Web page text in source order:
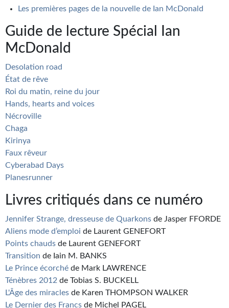
Les premières pages de la nouvelle de Ian McDonald
Guide de lecture Spécial Ian
McDonald
Desolation road
État de rêve
Roi du matin, reine du jour
Hands, hearts and voices
Nécroville
Chaga
Kirinya
Faux rêveur
Cyberabad Days
Planesrunner
Livres critiqués dans ce numéro
Jennifer Strange, dresseuse de Quarkons de Jasper FFORDE
Aliens mode d’emploi de Laurent GENEFORT
Points chauds de Laurent GENEFORT
Transition de Iain M. BANKS
Le Prince écorché de Mark LAWRENCE
Ténèbres 2012 de Tobias S. BUCKELL
L'Âge des miracles de Karen THOMPSON WALKER
Le Dernier des Francs de Michel PAGEL